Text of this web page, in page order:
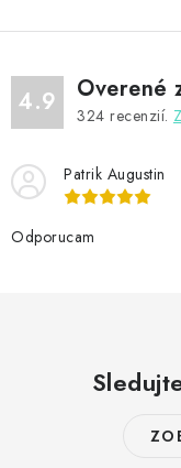
4.9 Overené
324 recenzií.
Patrik Augustin
Odporucam